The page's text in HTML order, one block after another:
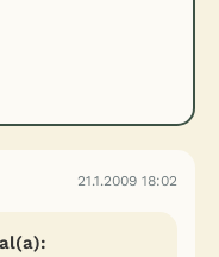
21.1.2009 18:02